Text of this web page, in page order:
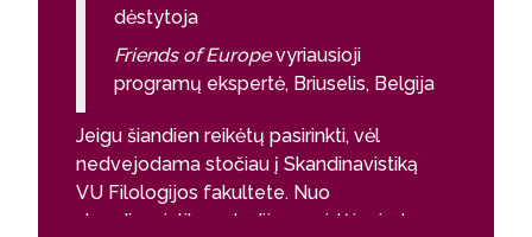
dėstytoja
Friends of Europevyriausioji
programų ekspertė, Briuselis, Belgija
Jeigu šiandien reikėtų pasirinkti, vėl
nedvejodama stočiau į Skandinavistiką
VU Filologijos fakultete. Nuo
skandinavistikos studijų prasidėjo rimta